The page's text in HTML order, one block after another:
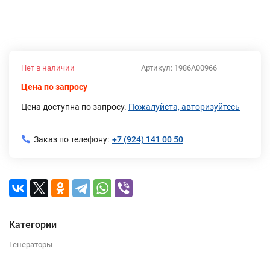
Артикул: 1986A00966
Нет в наличии
Цена по запросу
Цена доступна по запросу. Пожалуйста, авторизуйтесь
Заказ по телефону: +7 (924) 141 00 50
Категории
Генераторы